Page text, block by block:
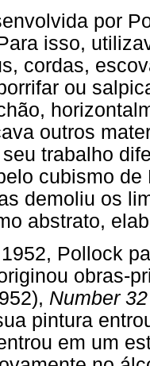
por
isso,
cordas,
ou
outros
trabalho
cubismo
demoliu os
abstrato,
Pollock
obras-
Number 32
pintura
em um